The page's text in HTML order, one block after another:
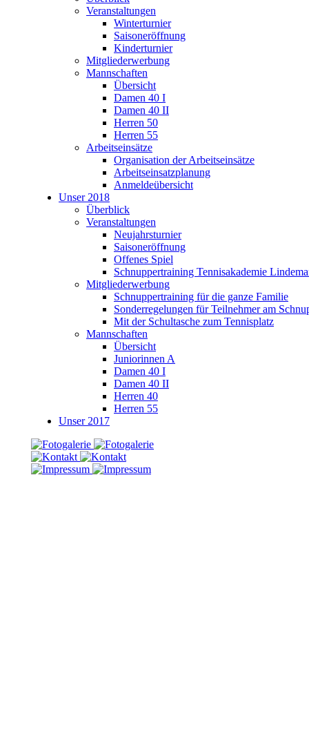
Veranstaltungen
Winterturnier
Saisoneröffnung
Kinderturnier
Mitgliederwerbung
Mannschaften
Übersicht
Damen 40 I
Damen 40 II
Herren 50
Herren 55
Arbeitseinsätze
Organisation der Arbeitseinsätze
Arbeitseinsatzplanung
Anmeldeübersicht
Unser 2018
Überblick
Veranstaltungen
Neujahrsturnier
Saisoneröffnung
Offenes Spiel
Schnuppertraining Tennisakademie
Mitgliederwerbung
Schnuppertraining für die ganze Familie
Sonderregelungen für Teilnehmer am
Mit der Schultasche zum Tennisplatz
Mannschaften
Übersicht
Juniorinnen A
Damen 40 I
Damen 40 II
Herren 40
Herren 55
Unser 2017